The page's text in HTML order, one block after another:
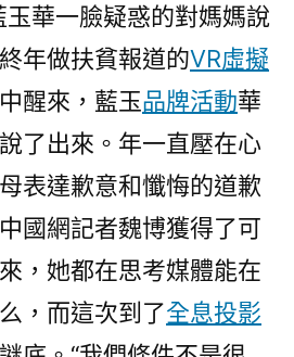
玉華一臉疑惑的對媽媽說
年做扶貧報道的VR虛擬
醒來，藍玉品牌活動華
了出來。年一直壓在心
表達歉意和懺悔的道歉
國網記者魏博獲得了可
，她都在思考媒體能在
，而這次到了全息投影